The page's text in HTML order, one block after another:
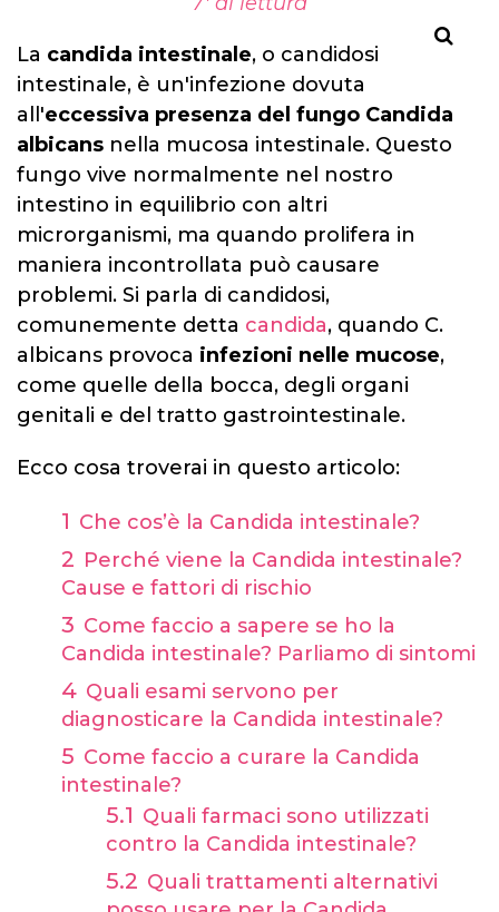
La candida intestinale, o candidosi
intestinale, è un'infezione dovuta
all'eccessiva presenza del fungo Candida
albicans nella mucosa intestinale. Questo
fungo vive normalmente nel nostro
intestino in equilibrio con altri
microrganismi, ma quando prolifera in
maniera incontrollata può causare
problemi. Si parla di candidosi,
comunemente detta candida, quando C.
albicans provoca infezioni nelle mucose,
come quelle della bocca, degli organi
genitali e del tratto gastrointestinale.
Ecco cosa troverai in questo articolo:
Che cos’è la Candida intestinale?
Perché viene la Candida intestinale?
Cause e fattori di rischio
Come faccio a sapere se ho la
Candida intestinale? Parliamo di sintomi
Quali esami servono per
diagnosticare la Candida intestinale?
Come faccio a curare la Candida
intestinale?
Quali farmaci sono utilizzati
contro la Candida intestinale?
Quali trattamenti alternativi